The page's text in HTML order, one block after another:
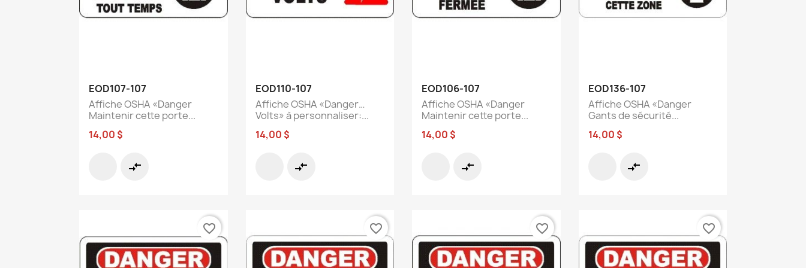
 Aperçu rapide
EOD107-107
Affiche OSHA «Danger
Maintenir cette porte...
14,00 $
compare_arrows
 Aperçu rapide
EOD110-107
Affiche OSHA «Danger…
Volts» à personnaliser:...
14,00 $
compare_arrows
 Aperçu rapide
EOD106-107
Affiche OSHA «Danger
Maintenir cette porte...
14,00 $
compare_arrows
 Aperçu rapide
EOD136-107
Affiche OSHA «Danger
Gants de sécurité...
14,00 $
compare_arrows
favorite_border favorite_border favorite_border favorite_border